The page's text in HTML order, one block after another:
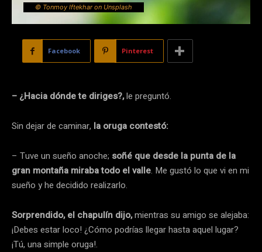
© Tonmoy Iftekhar on Unsplash
Facebook Pinterest
– ¿Hacia dónde te diriges?,le preguntó.
Sin dejar de caminar, la oruga contestó:
– Tuve un sueño anoche; soñé que desde la punta de la
gran montaña miraba todo el valle. Me gustó lo que vi en mi
sueño y he decidido realizarlo.
Sorprendido, el chapulín dijo,mientras su amigo se alejaba:
¡Debes estar loco! ¿Cómo podrías llegar hasta aquel lugar?
¡Tú, una simple oruga!.